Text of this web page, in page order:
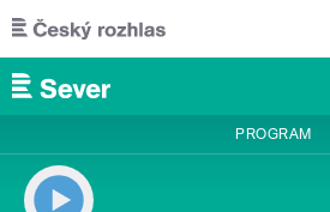
Přejít k hlavnímu obsahu
PROGRAM